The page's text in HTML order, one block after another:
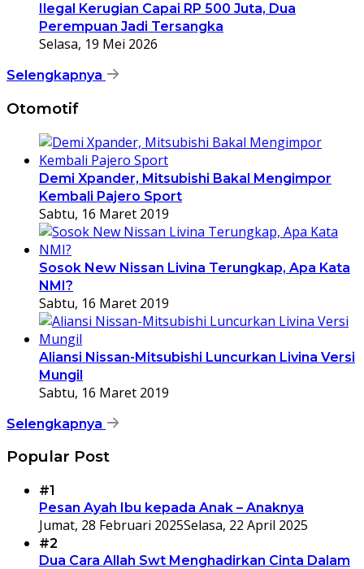
Ilegal Kerugian Capai RP 500 Juta, Dua
Perempuan Jadi Tersangka
Selasa, 19 Mei 2026
Selengkapnya
Otomotif
Demi Xpander, Mitsubishi Bakal Mengimpor
Kembali Pajero Sport
Sabtu, 16 Maret 2019
Sosok New Nissan Livina Terungkap, Apa Kata
NMI?
Sabtu, 16 Maret 2019
Aliansi Nissan-Mitsubishi Luncurkan Livina Versi
Mungil
Sabtu, 16 Maret 2019
Selengkapnya
Popular Post
#1
Pesan Ayah Ibu kepada Anak – Anaknya
Jumat, 28 Februari 2025Selasa, 22 April 2025
#2
Dua Cara Allah Swt Menghadirkan Cinta Dalam